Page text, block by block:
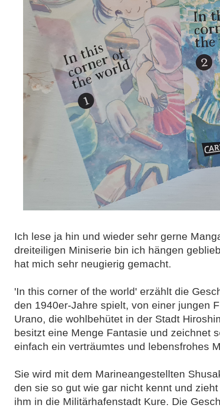
Ich lese ja hin und wieder sehr gerne
dreiteiligen Miniserie bin ich hängen
hat mich sehr neugierig gemacht.
'In this corner of the world' erzählt die
den 1940er-Jahre spielt, von einer jungen
Urano, die wohlbehütet in der Stadt
besitzt eine Menge Fantasie und zeichnet
einfach ein verträumtes und lebensfrohes
Sie wird mit dem Marineangestellten
den sie so gut wie gar nicht kennt und
ihm in die Militärhafenstadt Kure. Die